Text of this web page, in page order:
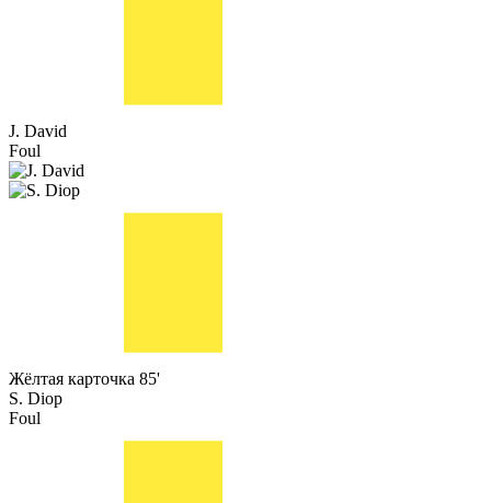
J. David
Foul
Жёлтая карточка 85'
S. Diop
Foul